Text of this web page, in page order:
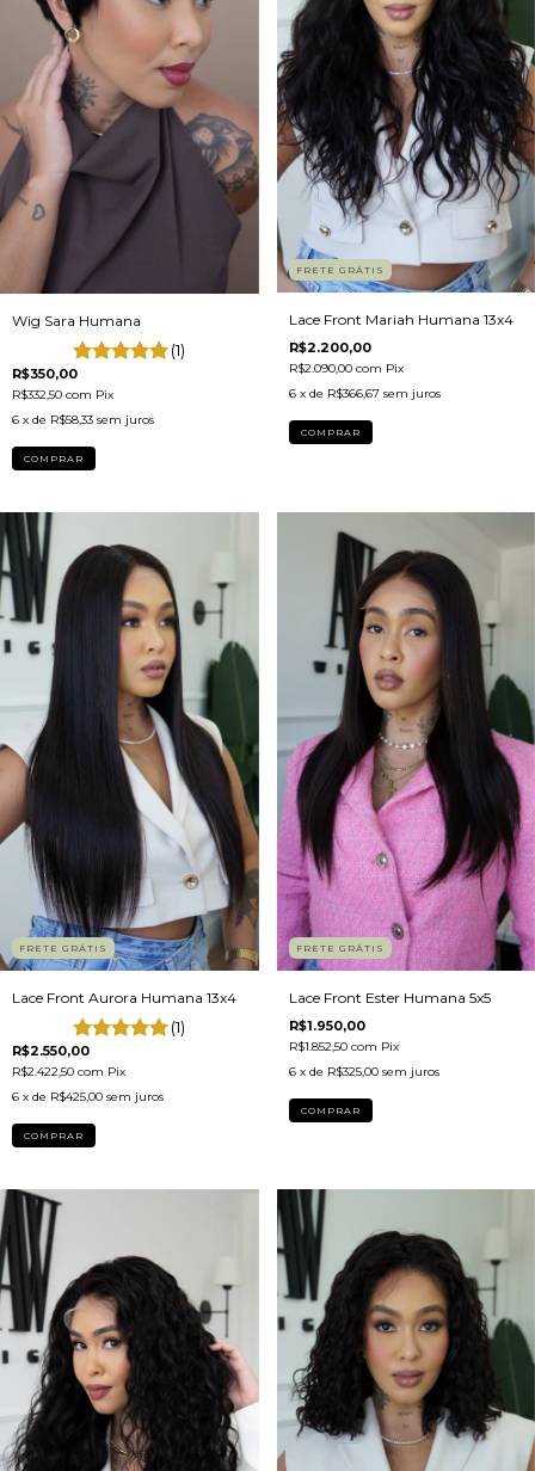
Wig Sara Humana
(1)
R$350,00
R$332,50 com Pix
6 x de R$58,33 sem juros
COMPRAR
FRETE GRÁTIS
Lace Front Mariah Humana 13x4
R$2.200,00
R$2.090,00 com Pix
6 x de R$366,67 sem juros
COMPRAR
FRETE GRÁTIS
Lace Front Aurora Humana 13x4
(1)
R$2.550,00
R$2.422,50 com Pix
6 x de R$425,00 sem juros
COMPRAR
FRETE GRÁTIS
Lace Front Ester Humana 5x5
R$1.950,00
R$1.852,50 com Pix
6 x de R$325,00 sem juros
COMPRAR